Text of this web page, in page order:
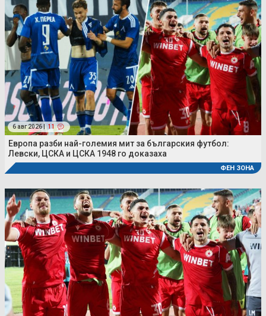
6 авг 2026 | 11
Европа разби най-големия мит за българския футбол:
Левски, ЦСКА и ЦСКА 1948 го доказаха
ФЕН ЗОНА